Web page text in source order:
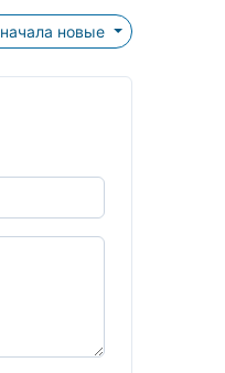
Сначала новые